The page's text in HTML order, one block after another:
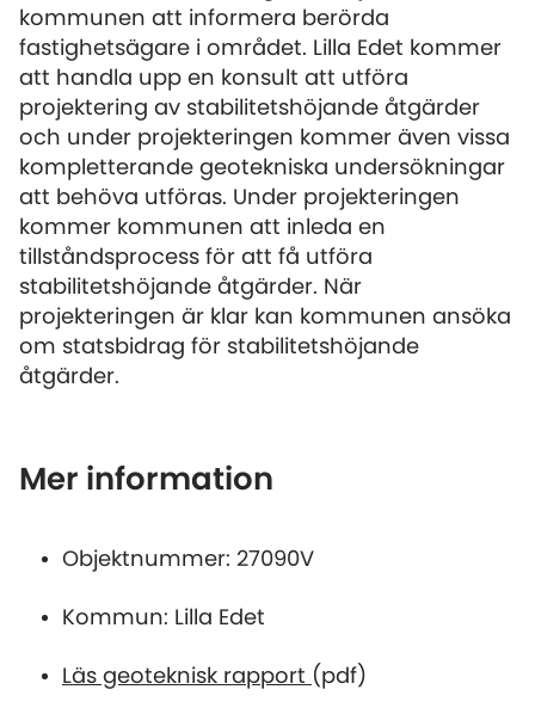
kommunen att informera berörda
fastighetsägare i området. Lilla Edet kommer
att handla upp en konsult att utföra
projektering av stabilitetshöjande åtgärder
och under projekteringen kommer även vissa
kompletterande geotekniska undersökningar
att behöva utföras. Under projekteringen
kommer kommunen att inleda en
tillståndsprocess för att få utföra
stabilitetshöjande åtgärder. När
projekteringen är klar kan kommunen ansöka
om statsbidrag för stabilitetshöjande
åtgärder.
Mer information
Objektnummer: 27090V
Kommun: Lilla Edet
Läs geoteknisk rapport (pdf)